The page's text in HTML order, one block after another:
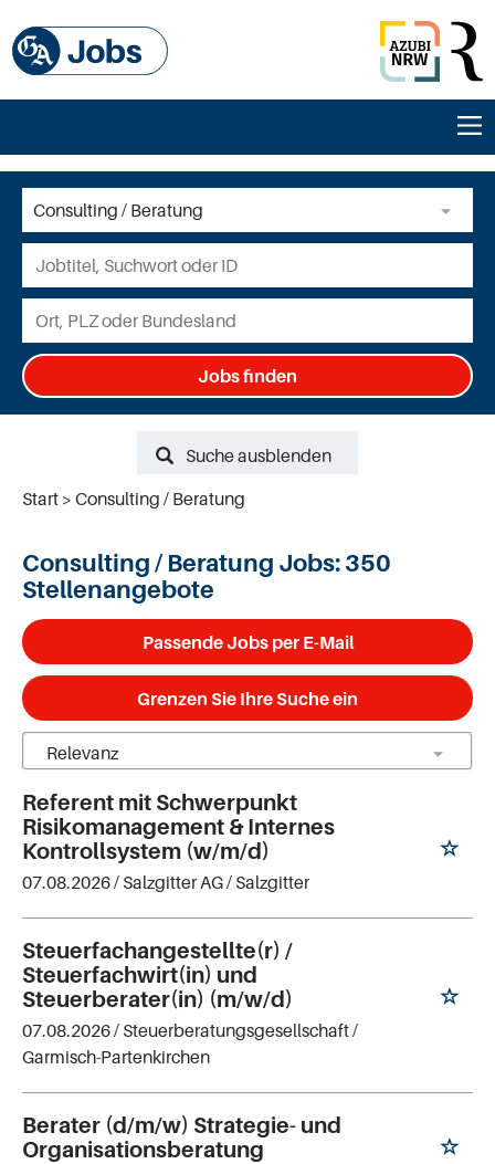
Jobs finden
Suche ausblenden
Start
Consulting / Beratung
Consulting / Beratung Jobs:350
Stellenangebote
Passende Jobs per E-Mail
Grenzen Sie Ihre Suche ein
Referent mit Schwerpunkt
Risikomanagement & Internes
Kontrollsystem (w/m/d)
07.08.2026 / Salzgitter AG/ Salzgitter
Steuerfachangestellte(r) /
Steuerfachwirt(in) und
Steuerberater(in) (m/w/d)
07.08.2026 / Steuerberatungsgesellschaft/
Garmisch-Partenkirchen
Berater (d/m/w) Strategie- und
Organisationsberatung